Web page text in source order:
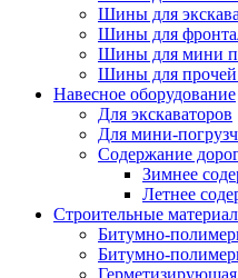
Шины для
Шины для
Шины для мини
Шины для прочей
Навесное оборудование
Для экскаваторов
Для мини-
Содержание
Зимнее
Летнее
Строительные
Битумно-
Битумно-